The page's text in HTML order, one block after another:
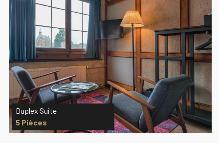
Duplex Suite
5 Pièces